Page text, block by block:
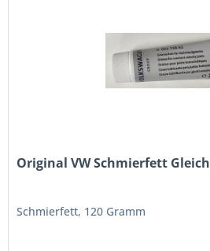
Original VW Schmierfett
Schmierfett, 120 Gramm